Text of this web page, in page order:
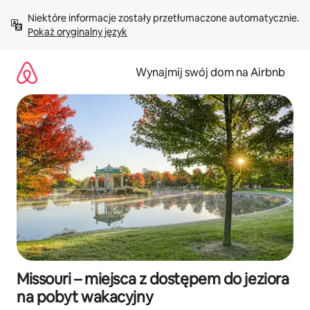
treści Pokaż oryginalny język
Wynajmij swój dom na Airbnb
Missouri – miejsca z dostępem do jeziora
na pobyt wakacyjny